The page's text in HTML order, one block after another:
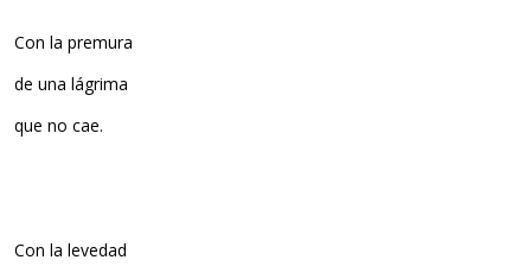
Con la premura
de una lágrima
que no cae.
Con la levedad